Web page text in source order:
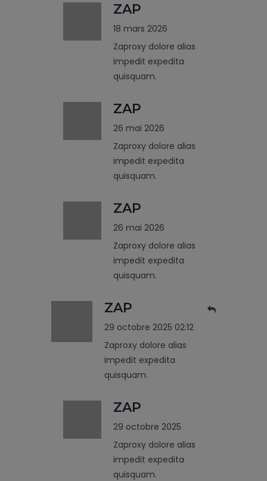
ZAP
18 mars 2026
Zaproxy dolore alias
impedit expedita
quisquam.
ZAP
26 mai 2026
Zaproxy dolore alias
impedit expedita
quisquam.
ZAP
26 mai 2026
Zaproxy dolore alias
impedit expedita
quisquam.
ZAP
29 octobre 2025 02:12
Zaproxy dolore alias
impedit expedita
quisquam.
ZAP
29 octobre 2025
Zaproxy dolore alias
impedit expedita
quisquam.